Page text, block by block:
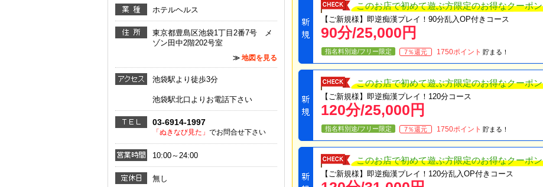
ホテルヘルス
東京都豊島区池袋1丁目2番7号 メ
ゾン田中2階202号室
≫ 地図を見る
池袋駅より徒歩3分
池袋駅北口よりお電話下さい
03-6914-1997
「ぬきなび見た」 でお問合せ下さい
10:00～24:00
無し
このお店で初めて遊ぶ方限定のお得なクーポン
【ご新規様】即逆痴漢プレイ！90分乱入OP付きコース
90分/25,000 円
指名料別途/フリー限定 7％還元 1750ポイント 貯まる！
このお店で初めて遊ぶ方限定のお得なクーポン
【ご新規様】即逆痴漢プレイ！120分コース
120分/25,000 円
指名料別途/フリー限定 7％還元 1750ポイント 貯まる！
このお店で初めて遊ぶ方限定のお得なクーポン
【ご新規様】即逆痴漢プレイ！120分乱入OP付きコース